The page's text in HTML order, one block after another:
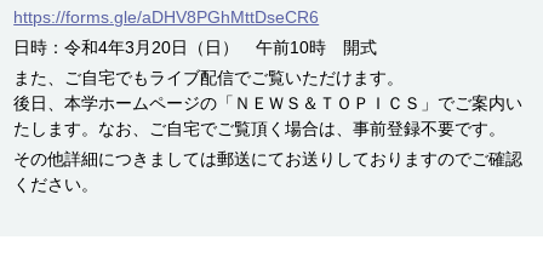
https://forms.gle/aDHV8PGhMttDseCR6
日時：令和4年3月20日（日） 午前10時 開式
また、ご自宅でもライブ配信でご覧いただけます。
後日、本学ホームページの「ＮＥＷＳ＆ＴＯＰＩＣＳ」でご案内い
たします。なお、ご自宅でご覧頂く場合は、事前登録不要です。
その他詳細につきましては郵送にてお送りしておりますのでご確認
ください。